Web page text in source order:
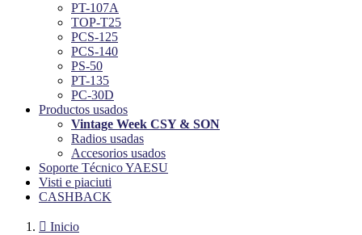
PT-107A
TOP-T25
PCS-125
PCS-140
PS-50
PT-135
PC-30D
Productos usados
Vintage Week CSY & SON
Radios usadas
Accesorios usados
Soporte Técnico YAESU
Visti e piaciuti
CASHBACK
 Inicio